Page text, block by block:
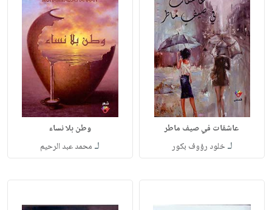
عاشقات في صيف ماطر
لـخلود رؤوف بكور
وطن بلا نساء
لـ محمد عبد الرحيم